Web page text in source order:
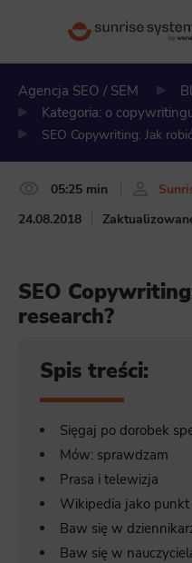
Agencja SEO / SEM
Kategoria: o
SEO Copywriting: Jak
05:25 min
24.08.2018
SEO
research?
Spis treści:
Sięgaj po dorobek
Mów: sprawdzam
Prasa i telewizja
Wikipedia jako punkt
Baw się w
Baw się w